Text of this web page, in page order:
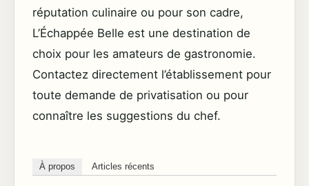
réputation culinaire ou pour son cadre,
L’Échappée Belle est une destination de
choix pour les amateurs de gastronomie.
Contactez directement l’établissement pour
toute demande de privatisation ou pour
connaître les suggestions du chef.
À propos Articles récents